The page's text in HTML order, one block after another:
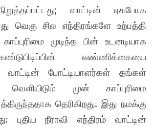
வாட்டின் ஏகபோக
வெகு சில எந்திரங்களே உற்பத்தி
முடிந்த பின் உடனடியாக
எண்ணிக்கையை
வாட்டின் போட்டியாளர்கள் தங்கள்
வெளியிடும் முன் காப்புரிமை
தெரிகிறது. இது நமக்கு
புதிய நீராவி எந்திரம் வாட்டின்